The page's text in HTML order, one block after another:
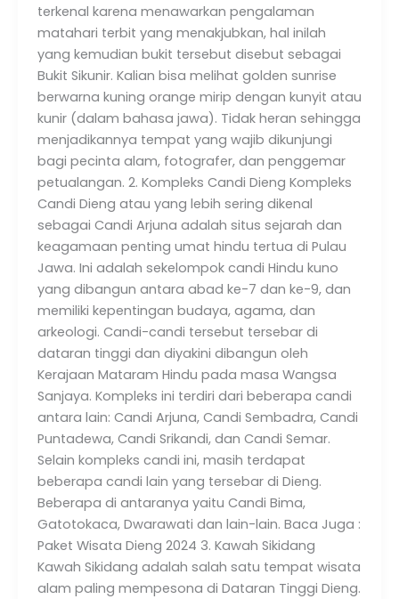
terkenal karena menawarkan pengalaman
matahari terbit yang menakjubkan, hal inilah
yang kemudian bukit tersebut disebut sebagai
Bukit Sikunir. Kalian bisa melihat golden sunrise
berwarna kuning orange mirip dengan kunyit atau
kunir (dalam bahasa jawa). Tidak heran sehingga
menjadikannya tempat yang wajib dikunjungi
bagi pecinta alam, fotografer, dan penggemar
petualangan. 2. Kompleks Candi Dieng Kompleks
Candi Dieng atau yang lebih sering dikenal
sebagai Candi Arjuna adalah situs sejarah dan
keagamaan penting umat hindu tertua di Pulau
Jawa. Ini adalah sekelompok candi Hindu kuno
yang dibangun antara abad ke-7 dan ke-9, dan
memiliki kepentingan budaya, agama, dan
arkeologi. Candi-candi tersebut tersebar di
dataran tinggi dan diyakini dibangun oleh
Kerajaan Mataram Hindu pada masa Wangsa
Sanjaya. Kompleks ini terdiri dari beberapa candi
antara lain: Candi Arjuna, Candi Sembadra, Candi
Puntadewa, Candi Srikandi, dan Candi Semar.
Selain kompleks candi ini, masih terdapat
beberapa candi lain yang tersebar di Dieng.
Beberapa di antaranya yaitu Candi Bima,
Gatotokaca, Dwarawati dan lain-lain. Baca Juga :
Paket Wisata Dieng 2024 3. Kawah Sikidang
Kawah Sikidang adalah salah satu tempat wisata
alam paling mempesona di Dataran Tinggi Dieng.